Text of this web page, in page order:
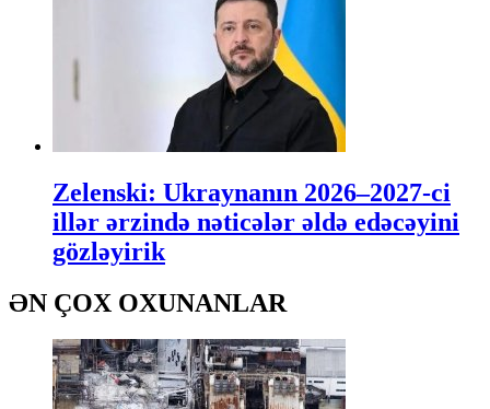
Zelenski: Ukraynanın 2026–2027-ci
illər ərzində nəticələr əldə edəcəyini
gözləyirik
ƏN ÇOX OXUNANLAR